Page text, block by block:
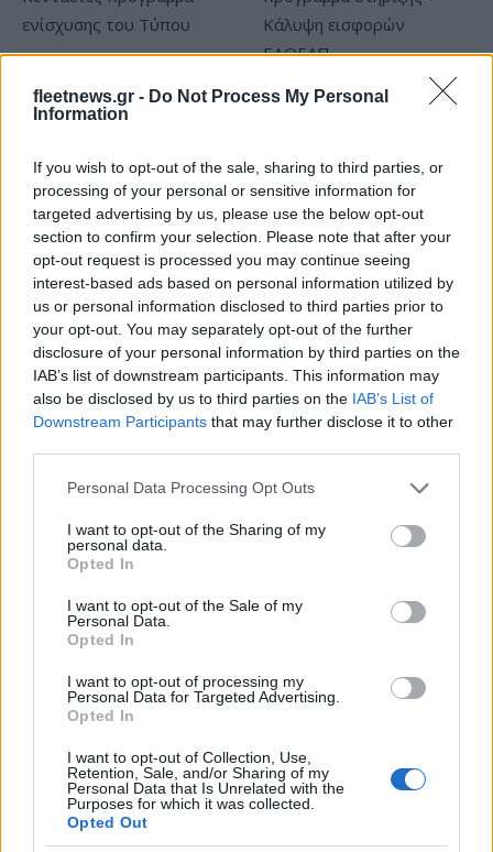
fleetnews.gr - Do Not Process My Personal
Information
If you wish to opt-out of the sale, sharing to third parties, or
processing of your personal or sensitive information for
targeted advertising by us, please use the below opt-out
section to confirm your selection. Please note that after your
opt-out request is processed you may continue seeing
interest-based ads based on personal information utilized by
us or personal information disclosed to third parties prior to
your opt-out. You may separately opt-out of the further
disclosure of your personal information by third parties on the
IAB’s list of downstream participants. This information may
also be disclosed by us to third parties on the IAB’s List of
Downstream Participants that may further disclose it to other
Please note that this website/app uses one or more Google
not limited to your visit or usage behaviour. You may click to
grant or deny consent to Google and its third-party tags to
use your data for below specified purposes in below Google
consent section.
Personal Data Processing Opt Outs
I want to opt-out of the Sharing of my
personal data.
Opted In
I want to opt-out of the Sale of my
Personal Data.
Opted In
I want to opt-out of processing my
Personal Data for Targeted Advertising.
Opted In
I want to opt-out of Collection, Use,
Retention, Sale, and/or Sharing of my
Personal Data that Is Unrelated with the
Purposes for which it was collected.
Opted Out
ευρώ σε 843 μέσα
ενημέρωσης- Ξεκίνησε το
Media: Με ενίσχυση 8 εκατ.
στήριξης- Κάλυψη
εισφορών ΕΔΟΕΑΠ
IAB Hellas: Νέα Διοικούσα Επιτροπή και νέο Διοικητικό
Συμβούλιο - Πρόεδρος ο Γαληνός Γιαγλής
στόχο την κορυφή της
αποδοτικότητας
δολάρια στην KG Mobility